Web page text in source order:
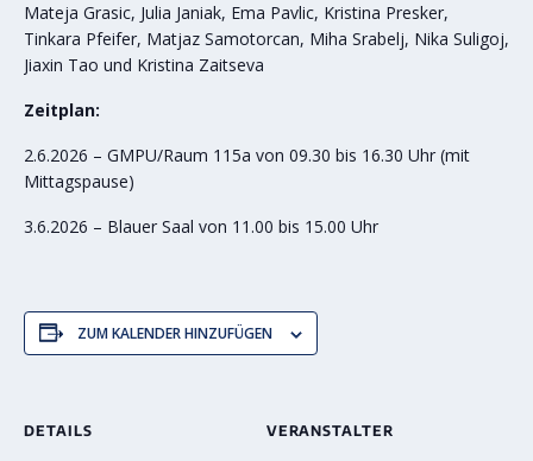
Mateja Grasic, Julia Janiak, Ema Pavlic, Kristina Presker,
Tinkara Pfeifer, Matjaz Samotorcan, Miha Srabelj, Nika Suligoj,
Jiaxin Tao und Kristina Zaitseva
Zeitplan:
2.6.2026 – GMPU/Raum 115a von 09.30 bis 16.30 Uhr (mit
Mittagspause)
3.6.2026 – Blauer Saal von 11.00 bis 15.00 Uhr
ZUM KALENDER HINZUFÜGEN
DETAILS VERANSTALTER